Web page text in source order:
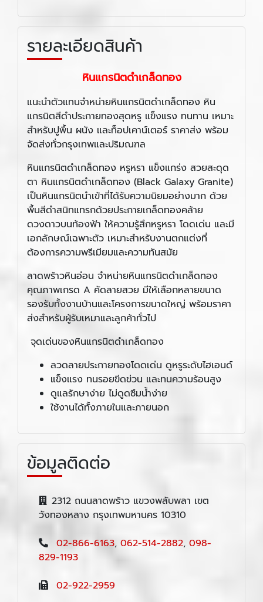
รายละเอียดสินค้า
หินแกรนิตดำเกล็ดทอง
แนะนำตัวแทนจำหน่ายหินแกรนิตดำเกล็ดทอง หิน
แกรนิตสีดำประกายทองสุดหรู แข็งแรง ทนทาน เหมาะ
สำหรับปูพื้น ผนัง และท็อปเคาน์เตอร์ ราคาส่ง พร้อม
จัดส่งทั่วกรุงเทพและปริมณฑล
หินแกรนิตดำเกล็ดทอง หรูหรา แข็งแกร่ง สวยสะดุด
ตา หินแกรนิตดำเกล็ดทอง (Black Galaxy Granite)
เป็นหินแกรนิตนำเข้าที่ได้รับความนิยมอย่างมาก ด้วย
พื้นสีดำสนิทแทรกด้วยประกายเกล็ดทองคล้าย
ดวงดาวบนท้องฟ้า ให้ความรู้สึกหรูหรา โดดเด่น และมี
เอกลักษณ์เฉพาะตัว เหมาะสำหรับงานตกแต่งที่
ต้องการความพรีเมียมและความทันสมัย
ลาดพร้าวหินอ่อน จำหน่ายหินแกรนิตดำเกล็ดทอง
คุณภาพเกรด A คัดลายสวย มีให้เลือกหลายขนาด
รองรับทั้งงานบ้านและโครงการขนาดใหญ่ พร้อมราคา
ส่งสำหรับผู้รับเหมาและลูกค้าทั่วไป
จุดเด่นของหินแกรนิตดำเกล็ดทอง
ลวดลายประกายทองโดดเด่น ดูหรูระดับไฮเอนด์
แข็งแรง ทนรอยขีดข่วน และทนความร้อนสูง
ดูแลรักษาง่าย ไม่ดูดซึมน้ำง่าย
ใช้งานได้ทั้งภายในและภายนอก
ข้อมูลติดต่อ
2312 ถนนลาดพร้าว แขวงพลับพลา เขต
วังทองหลาง กรุงเทพมหานคร 10310
02-866-6163, 062-514-2882, 098-
829-1193
02-922-2959